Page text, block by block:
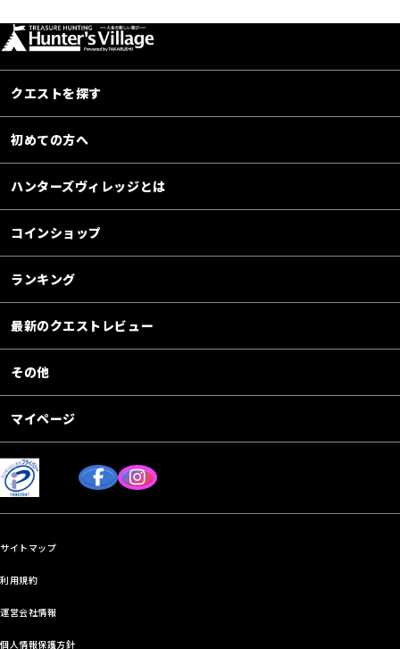
クエストを探す
初めての方へ
ハンターズヴィレッジとは
コインショップ
ランキング
最新のクエストレビュー
その他
マイページ
サイトマップ
利用規約
運営会社情報
個人情報保護方針